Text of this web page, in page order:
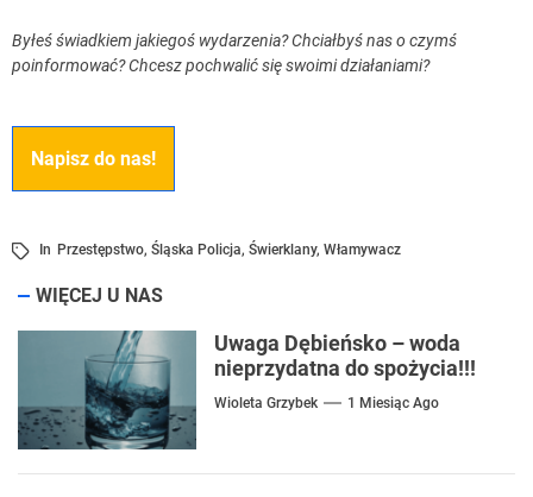
Byłeś świadkiem jakiegoś wydarzenia? Chciałbyś nas o czymś
poinformować? Chcesz pochwalić się swoimi działaniami?
Napisz do nas!
In Przestępstwo, Śląska Policja, Świerklany, Włamywacz
WIĘCEJ U NAS
Uwaga Dębieńsko – woda
nieprzydatna do spożycia!!!
Wioleta Grzybek 1 Miesiąc Ago